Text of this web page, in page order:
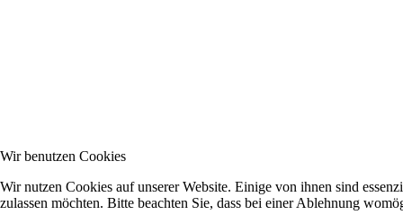
Wir benutzen Cookies
Wir nutzen Cookies auf unserer Website. Einige von ihnen sind
zulassen möchten. Bitte beachten Sie, dass bei einer Ablehnung